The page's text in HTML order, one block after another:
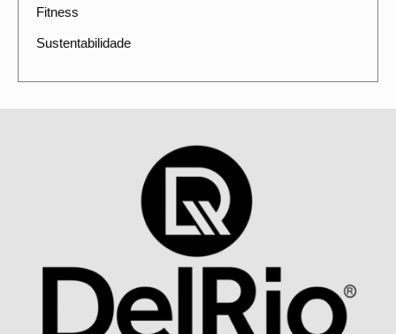
Fitness
Sustentabilidade